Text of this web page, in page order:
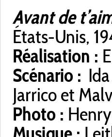
Avant de
États-Unis,
Réalisation :
Scénario :
Jarrico et
Photo :